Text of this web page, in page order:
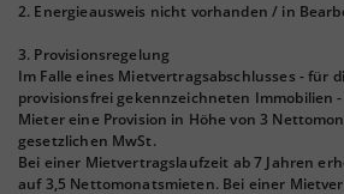
2. Energieausweis nicht vorhanden / in
3. Provisionsregelung
Im Falle eines Mietvertragsabschlusses - für
provisionsfrei gekennzeichneten Immobilien
Mieter eine Provision in Höhe von 3
gesetzlichen MwSt.
Bei einer Mietvertragslaufzeit ab 7 Jahren
auf 3,5 Nettomonatsmieten. Bei einer